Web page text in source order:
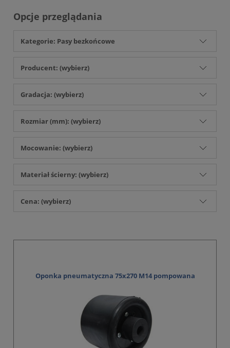
Opcje przeglądania
Kategorie: Pasy bezkońcowe
Producent: (wybierz)
Gradacja: (wybierz)
Rozmiar (mm): (wybierz)
Mocowanie: (wybierz)
Materiał ścierny: (wybierz)
Cena: (wybierz)
Oponka pneumatyczna 75x270 M14 pompowana